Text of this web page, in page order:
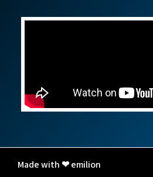
Made with ❤ emilion